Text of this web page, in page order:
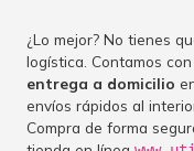
¿Lo mejor? No tienes
logística. Contamos
entrega a domicilio
envíos rápidos al
Compra de forma